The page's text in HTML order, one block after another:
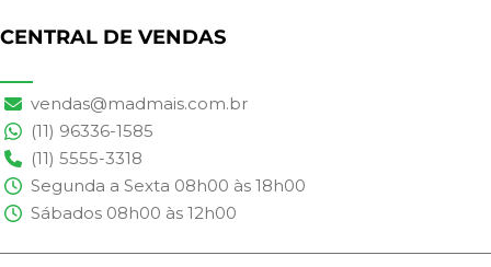
CENTRAL DE VENDAS
vendas@madmais.com.br
(11) 96336-1585
(11) 5555-3318
Segunda a Sexta 08h00 às 18h00
Sábados 08h00 às 12h00